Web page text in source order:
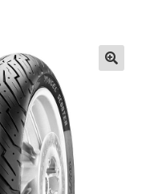
Udfold